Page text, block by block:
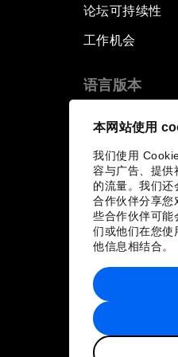
本网站使用
我们使用
容与广告、提供
的流量。我们还
合作伙伴分享您
些合作伙伴可能
们或他们在您使
他信息相结合。
论坛可持续性
工作机会
语言版本